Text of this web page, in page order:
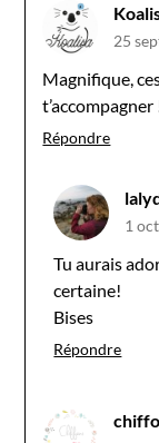
25
Magnifique,
t’accompagner
Répondre
1
Tu aurais
certaine!
Bises
Répondre